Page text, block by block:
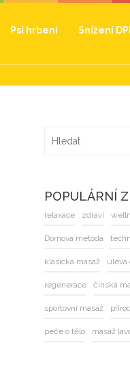
Psí hrbení Snížení
POPULÁRNÍ
relaxace zdraví
Dornova metoda
klasická masáž úleva
regenerace čínská
sportovní masáž
péče o tělo masáž